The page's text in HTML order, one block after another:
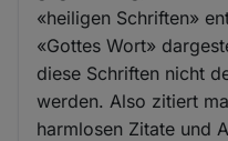
«heiligen Schriften»
«Gottes Wort»
diese Schriften nicht
werden. Also zitiert
harmlosen Zitate und